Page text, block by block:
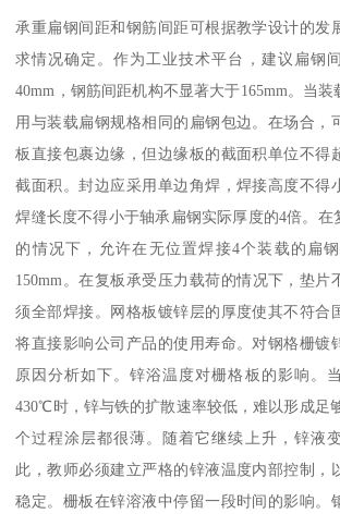
承重扁钢间距和钢筋间距可根据教学设计的发
求情况确定。作为工业技术平台，建议扁钢
40mm，钢筋间距机构不显著大于165mm。当
用与装载扁钢规格相同的扁钢包边。在场合，
板直接包裹边缘，但边缘板的截面积单位不得
截面积。封边应采用单边角焊，焊接高度不得
焊缝长度不得小于轴承扁钢实际厚度的4倍。在
的情况下，允许在无位置焊接4个装载的扁
150mm。在复板承受压力载荷的情况下，垫片
须全部焊接。网格板镀锌层的厚度使其不符合
将直接影响公司产品的使用寿命。对钢格栅镀
原因分析如下。锌浴温度对栅格板的影响。
430℃时，锌与铁的扩散速率较低，难以形成足
个过程涂层都很薄。随着它继续上升，锌液
此，教师必须建立严格的锌液温度内部控制，
稳定。栅板在锌溶液中停留一段时间的影响。